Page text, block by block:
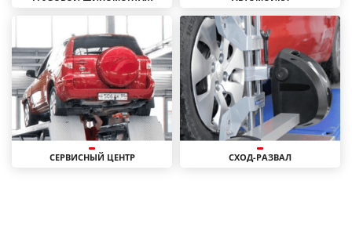
СЕРВИСНЫЙ ЦЕНТР СХОД-РАЗВАЛ